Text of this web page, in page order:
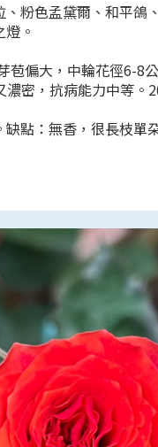
粉色孟黛爾、和平
。
偏大，中輪花徑6-8
密，抗病能力中等
點：無香，很長枝單